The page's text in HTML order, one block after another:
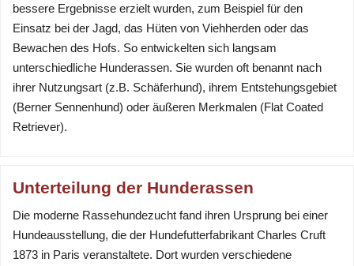
bessere Ergebnisse erzielt wurden, zum Beispiel für den
Einsatz bei der Jagd, das Hüten von Viehherden oder das
Bewachen des Hofs. So entwickelten sich langsam
unterschiedliche Hunderassen. Sie wurden oft benannt nach
ihrer Nutzungsart (z.B. Schäferhund), ihrem Entstehungsgebiet
(Berner Sennenhund) oder äußeren Merkmalen (Flat Coated
Retriever).
Unterteilung der Hunderassen
Die moderne Rassehundezucht fand ihren Ursprung bei einer
Hundeausstellung, die der Hundefutterfabrikant Charles Cruft
1873 in Paris veranstaltete. Dort wurden verschiedene